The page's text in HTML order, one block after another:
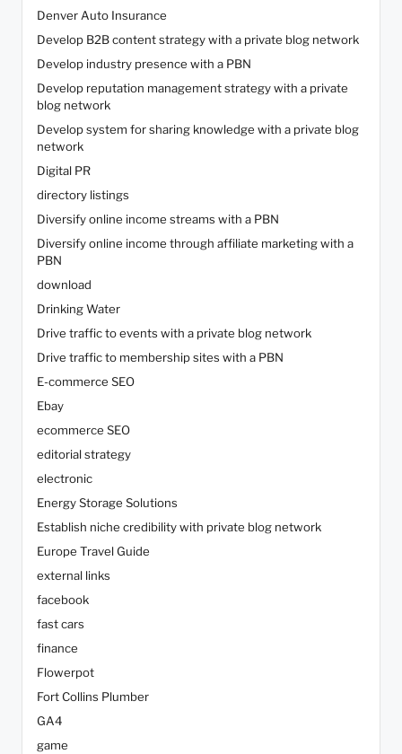
Denver Auto Insurance
Develop B2B content strategy with a private blog network
Develop industry presence with a PBN
Develop reputation management strategy with a private
blog network
Develop system for sharing knowledge with a private blog
network
Digital PR
directory listings
Diversify online income streams with a PBN
Diversify online income through affiliate marketing with a
PBN
download
Drinking Water
Drive traffic to events with a private blog network
Drive traffic to membership sites with a PBN
E-commerce SEO
Ebay
ecommerce SEO
editorial strategy
electronic
Energy Storage Solutions
Establish niche credibility with private blog network
Europe Travel Guide
external links
facebook
fast cars
finance
Flowerpot
Fort Collins Plumber
GA4
game